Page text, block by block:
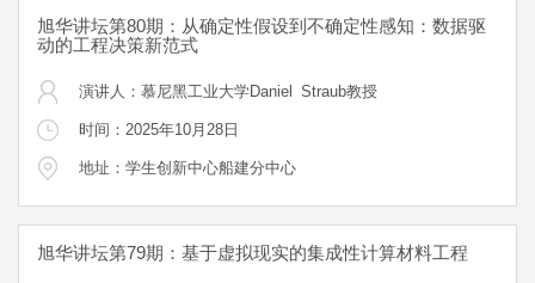
旭华讲坛第80期：从确定性假设到不确定性感知：数据驱
动的工程决策新范式
演讲人：慕尼黑工业大学Daniel Straub教授
时间：2025年10月28日
地址：学生创新中心船建分中心
旭华讲坛第79期：基于虚拟现实的集成性计算材料工程